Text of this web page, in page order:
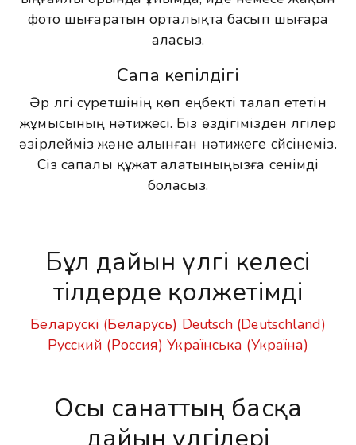
фото шығаратын орталықта басып шығара
аласыз.
Сапа кепілдігі
Әр үлгі суретшінің көп еңбекті талап ететін
жұмысының нәтижесі. Біз өздігімізден үлгілер
әзірлейміз және алынған нәтижеге сүйсінеміз.
Сіз сапалы құжат алатыныңызға сенімді
боласыз.
Бұл дайын үлгі келесі
тілдерде қолжетімді
Беларускі (Беларусь) Deutsch (Deutschland)
Русский (Россия) Українська (Україна)
Осы санаттың басқа